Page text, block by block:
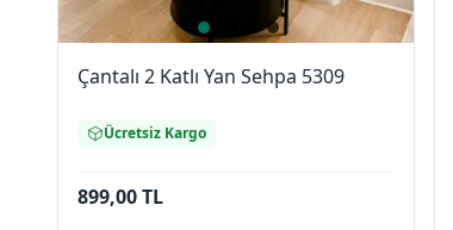
Çantalı 2 Katlı Yan Sehpa 5309
Ücretsiz Kargo
899,00 TL